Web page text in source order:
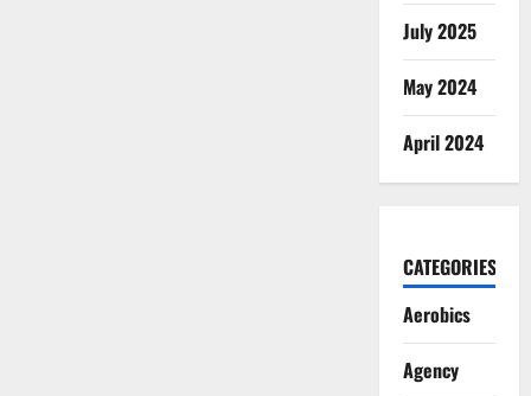
July 2025
May 2024
April 2024
CATEGORIES
Aerobics
Agency